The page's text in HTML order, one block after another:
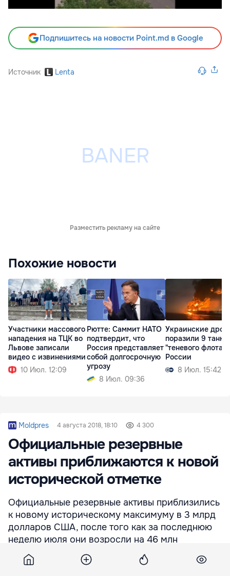
Подпишитесь на новости Point.md в Google
Источник Lenta
Разместить рекламу на сайте
Похожие новости
Участники массового
нападения на ТЦК во
Львове записали
видео с извинениями
10 Июл. 12:09
Рютте: Саммит НАТО
подтвердит, что
Россия представляет
собой долгосрочную
угрозу
8 Июл. 09:36
Украинские
поразили 9
"теневого флота"
России
8 Июл. 15:42
Moldpres 4 августа 2018, 18:10 4 300
Официальные резервные
активы приближаются к новой
исторической отметке
Официальные резервные активы приблизились
к новому историческому максимуму в 3 млрд
долларов США, после того как за последнюю
неделю июля они возросли на 46 млн
долларов США.